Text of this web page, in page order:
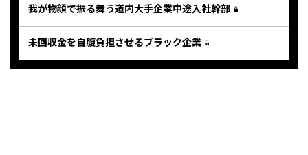
我が物顔で振る舞う道内大手企業中途入社幹部
未回収金を自腹負担させるブラック企業